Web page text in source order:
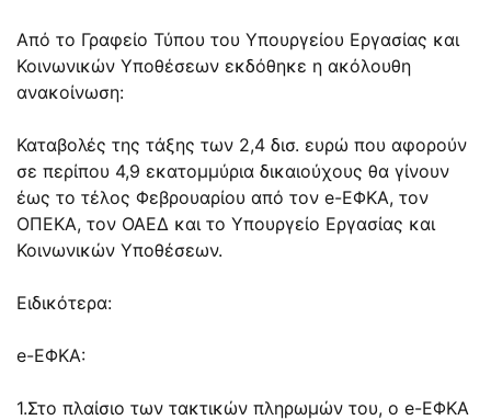
Από το Γραφείο Τύπου του Υπουργείου Εργασίας και
Κοινωνικών Υποθέσεων εκδόθηκε η ακόλουθη
ανακοίνωση:
Καταβολές της τάξης των 2,4 δισ. ευρώ που αφορούν
σε περίπου 4,9 εκατομμύρια δικαιούχους θα γίνουν
έως το τέλος Φεβρουαρίου από τον e-ΕΦΚΑ, τον
ΟΠΕΚΑ, τον ΟΑΕΔ και το Υπουργείο Εργασίας και
Κοινωνικών Υποθέσεων.
Ειδικότερα:
e-ΕΦΚΑ:
1.Στο πλαίσιο των τακτικών πληρωμών του, ο e-ΕΦΚΑ